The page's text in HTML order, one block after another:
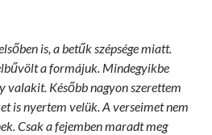
is, a betűk szépsége miatt.
a formájuk. Mindegyikbe
valakit. Később nagyon szerettem
is nyertem velük. A verseimet nem
Csak a fejemben maradt meg